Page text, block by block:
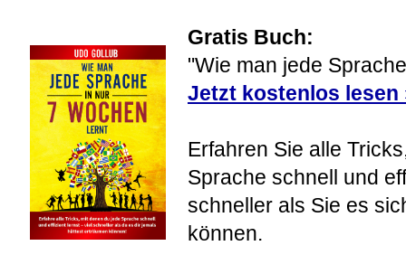
Gratis Buch:
"Wie man jede
Jetzt kostenlos lesen
Erfahren Sie alle
Sprache schnell und
schneller als Sie es
können.